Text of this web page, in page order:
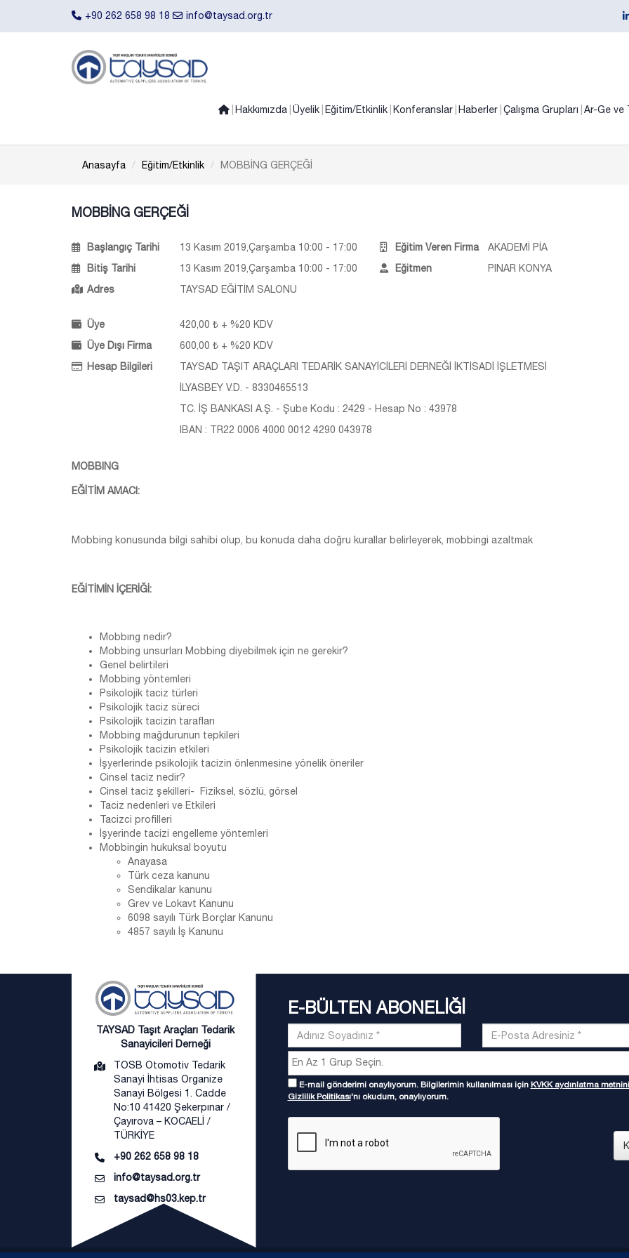
+90 262 658 98 18 info@taysad.org.tr
Hakkımızda Üyelik Eğitim/Etkinlik Konferanslar Haberler Çalışma Grupları Ar-Ge ve
Anasayfa Eğitim/Etkinlik MOBBİNG GERÇEĞİ
MOBBİNG GERÇEĞİ
Başlangıç Tarihi
13 Kasım 2019,Çarşamba 10:00 - 17:00
Bitiş Tarihi
13 Kasım 2019,Çarşamba 10:00 - 17:00
Adres
TAYSAD EĞİTİM SALONU
Eğitim Veren Firma
AKADEMİ PİA
Eğitmen
PINAR KONYA
Üye
420,00 ₺ + %20 KDV
Üye Dışı Firma
600,00 ₺ + %20 KDV
Hesap Bilgileri
TAYSAD TAŞIT ARAÇLARI TEDARİK SANAYİCİLERİ DERNEĞİ İKTİSADİ İŞLETMESİ
İLYASBEY V.D. - 8330465513
TC. İŞ BANKASI A.Ş. - Şube Kodu : 2429 - Hesap No : 43978
IBAN : TR22 0006 4000 0012 4290 043978
MOBBING
EĞİTİM AMACI:
Mobbing konusunda bilgi sahibi olup, bu konuda daha doğru kurallar belirleyerek, mobbingi azaltmak
EĞİTİMİN İÇERİĞİ:
Mobbıng nedir?
Mobbing unsurları Mobbing diyebilmek için ne gerekir?
Genel belirtileri
Mobbing yöntemleri
Psikolojik taciz türleri
Psikolojik taciz süreci
Psikolojik tacizin tarafları
Mobbing mağdurunun tepkileri
Psikolojik tacizin etkileri
İşyerlerinde psikolojik tacizin önlenmesine yönelik öneriler
Cinsel taciz nedir?
Cinsel taciz şekilleri- Fiziksel, sözlü, görsel
Taciz nedenleri ve Etkileri
Tacizci profilleri
İşyerinde tacizi engelleme yöntemleri
Mobbingin hukuksal boyutu
Anayasa
Türk ceza kanunu
Sendikalar kanunu
Grev ve Lokavt Kanunu
6098 sayılı Türk Borçlar Kanunu
4857 sayılı İş Kanunu
TAYSAD Taşıt Araçları Tedarik
Sanayicileri Derneği
TOSB Otomotiv Tedarik
Sanayi İhtisas Organize
Sanayi Bölgesi 1. Cadde
No:10 41420 Şekerpınar /
Çayırova – KOCAELİ /
TÜRKİYE
+90 262 658 98 18
info@taysad.org.tr
taysad@hs03.kep.tr
E-BÜLTEN ABONELİĞİ
E-mail gönderimi onaylıyorum. Bilgilerimin kullanılması için KVKK aydınlatma metnini
Gizlilik Politikası'nı okudum, onaylıyorum.